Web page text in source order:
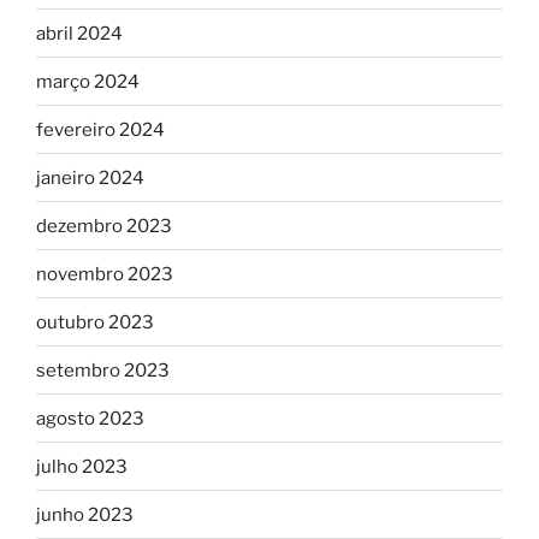
abril 2024
março 2024
fevereiro 2024
janeiro 2024
dezembro 2023
novembro 2023
outubro 2023
setembro 2023
agosto 2023
julho 2023
junho 2023